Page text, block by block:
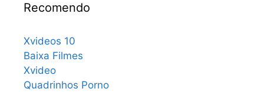
Recomendo
Xvideos 10
Baixa Filmes
Xvideo
Quadrinhos Porno